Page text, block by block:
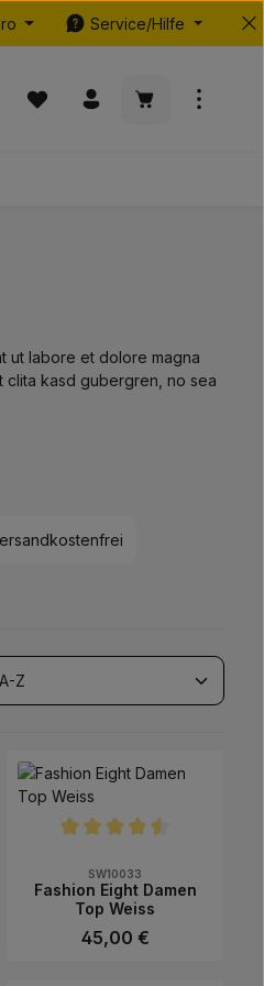
Service/Hilfe
Du hast 0 Produkte auf dem
Warenkorb
ut labore et dolore magna
clita kasd gubergren, no sea
hinzufügen: Versandkostenfrei
SW10033
Fashion Eight Damen
Top Weiss
Regulärer Preis:
45,00 €